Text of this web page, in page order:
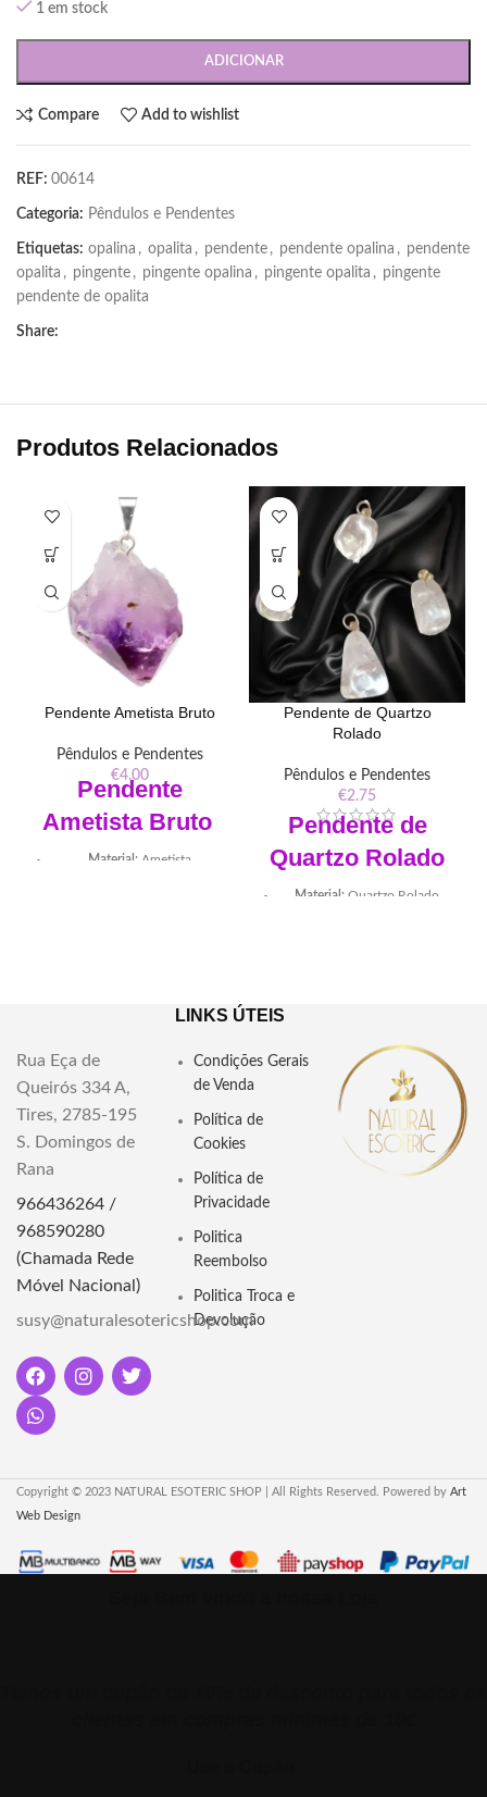
1 em stock
ADICIONAR
Compare Add to wishlist
REF: 00614
Categoria: Pêndulos e Pendentes
Etiquetas: opalina , opalita , pendente , pendente opalina , pendente
opalita , pingente , pingente opalina , pingente opalita , pingente
pendente de opalita
Share:
Produtos Relacionados
Pendente Ametista Bruto
Pêndulos e Pendentes
€4.00
Pendente
Ametista Bruto
Material:Ametista
espiritual do Pingente de
Ametista. Conheça seu
significado, propriedades
terapêuticas e como incorporar
sua sabedoria espiritual em seu
Pendente de Quartzo
Rolado
Pêndulos e Pendentes
€2.75
Pendente de
Quartzo Rolado
Material:Quartzo Rolado
"Descubra a energia única do
Pendente de Quartzo Rolado.
Conheça seu significado espiritual
e esotérico. Adorne-se com a
beleza e os benefícios deste
cristal."
Rua Eça de
Queirós 334 A,
Tires, 2785-195
S. Domingos de
Rana
966436264 /
968590280
(Chamada Rede
Móvel Nacional)
susy@naturalesotericshop.com
LINKS ÚTEIS
Condições Gerais
de Venda
Política de
Cookies
Política de
Privacidade
Politica
Reembolso
Politica Troca e
Devolução
Copyright © 2023 NATURAL ESOTERIC SHOP | All Rights Reserved. Powered by Art
Web Design